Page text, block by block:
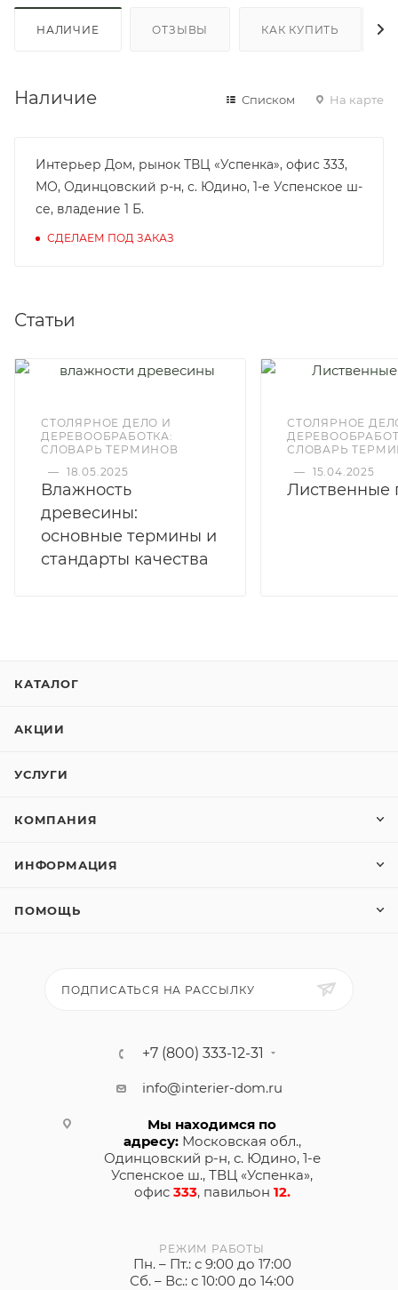
НАЛИЧИЕ ОТЗЫВЫ КАК КУПИТЬ
Наличие Списком На карте
Интерьер Дом, рынок ТВЦ «Успенка», офис 333,
МО, Одинцовский р-н, с. Юдино, 1-е Успенское ш-
се, владение 1 Б.
СДЕЛАЕМ ПОД ЗАКАЗ
Статьи
СТОЛЯРНОЕ ДЕЛО И
ДЕРЕВООБРАБОТКА:
СЛОВАРЬ ТЕРМИНОВ
— 18.05.2025
Влажность
древесины:
основные термины и
стандарты качества
СТОЛЯРНОЕ
СЛОВАРЬ
— 15.04.2025
Лиственные
КАТАЛОГ
АКЦИИ
УСЛУГИ
КОМПАНИЯ
ИНФОРМАЦИЯ
ПОМОЩЬ
ПОДПИСАТЬСЯ НА РАССЫЛКУ
+7 (800) 333-12-31
info@interier-dom.ru
Мы находимся по
адресу:Московская обл.,
Одинцовский р-н, с. Юдино, 1-е
Успенское ш., ТВЦ «Успенка»,
офис 333, павильон 12.
РЕЖИМ РАБОТЫ
Пн. – Пт.: с 9:00 до 17:00
Сб. – Вс.: с 10:00 до 14:00